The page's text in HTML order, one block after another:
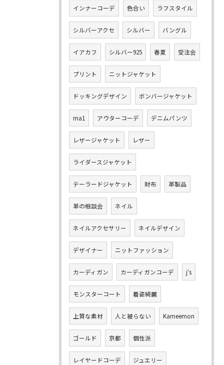
インナーコーデ 色合い ラフスタイル
シルバーアクセ シルバー バングル
イアカフ シルバー925 春夏 受注会
プリント ニットジャケット
ドッキングデザイン ボンバージャケット
ma1 アウターコーデ デニムパンツ
レザージャケット レザー
ライダースジャケット
テーラードジャケット 財布 革製品
革の相談会 ネイル
ネイルアクセサリー ネイルデザイン
デザイナー ニットファッション
カーディガン カーディガンコーデ j‘s
モンスターコート 着姿綺麗
上質な素材 人と被らない Kameemon
ゴールド 京都 個性派
レイヤードコーデ ジュエリー